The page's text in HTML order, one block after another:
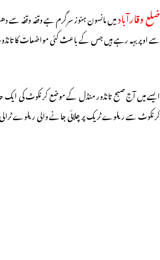
ضلع وقارآبادمیں مانسون ہنوز سرگرم ہے وقفہ وقفہ
سے اوپر بہہ رہے ہیں جس کے باعث کئی مواضعات کا
ایسے میں آج صبح تانڈور منڈل کے موضع کرنکوٹ کی ایک
کرنکوٹ سے ریلوے ٹریک پر چلائی جانے والی ریلوے ٹرالی